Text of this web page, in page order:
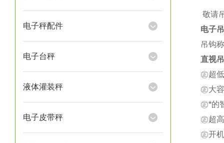
电子秤配件
电子台秤
液体灌装秤
电子皮带秤
敬请
电子
吊钩
直视
㊣超
㊣大
㊣*的
㊣超
㊣开